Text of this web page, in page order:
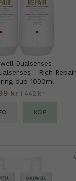
Dualsenses
- Rich Repair
duo 1000ml
kr 1 442 kr
KÖP